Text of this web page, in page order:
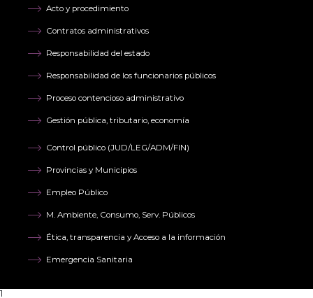
Acto y procedimiento
Contratos administrativos
Responsabilidad del estado
Responsabilidad de los funcionarios públicos
Proceso contencioso administrativo
Gestión pública, tributario, economía
Control público (JUD/LEG/ADM/FIN)
Provincias y Municipios
Empleo Público
M. Ambiente, Consumo, Serv. Públicos
Ética, transparencia y Acceso a la información
Emergencia Sanitaria
1